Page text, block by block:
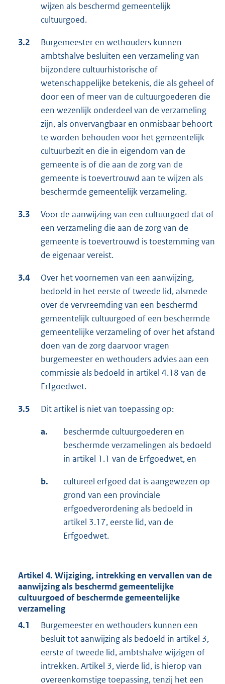
wijzen als beschermd gemeentelijk
cultuurgoed.
3.2
Burgemeester en wethouders kunnen
ambtshalve besluiten een verzameling van
bijzondere cultuurhistorische of
wetenschappelijke betekenis, die als geheel of
door een of meer van de cultuurgoederen die
een wezenlijk onderdeel van de verzameling
zijn, als onvervangbaar en onmisbaar behoort
te worden behouden voor het gemeentelijk
cultuurbezit en die in eigendom van de
gemeente is of die aan de zorg van de
gemeente is toevertrouwd aan te wijzen als
beschermde gemeentelijk verzameling.
3.3
Voor de aanwijzing van een cultuurgoed dat of
een verzameling die aan de zorg van de
gemeente is toevertrouwd is toestemming van
de eigenaar vereist.
3.4
Over het voornemen van een aanwijzing,
bedoeld in het eerste of tweede lid, alsmede
over de vervreemding van een beschermd
gemeentelijk cultuurgoed of een beschermde
gemeentelijke verzameling of over het afstand
doen van de zorg daarvoor vragen
burgemeester en wethouders advies aan een
commissie als bedoeld in artikel 4.18 van de
Erfgoedwet.
3.5 Dit artikel is niet van toepassing op:
a.
beschermde cultuurgoederen en
beschermde verzamelingen als bedoeld
in artikel 1.1 van de Erfgoedwet, en
b.
cultureel erfgoed dat is aangewezen op
grond van een provinciale
erfgoedverordening als bedoeld in
artikel 3.17, eerste lid, van de
Erfgoedwet.
Artikel 4. Wijziging, intrekking en vervallen van de
aanwijzing als beschermd gemeentelijke
cultuurgoed of beschermde gemeentelijke
verzameling
4.1
Burgemeester en wethouders kunnen een
besluit tot aanwijzing als bedoeld in artikel 3,
eerste of tweede lid, ambtshalve wijzigen of
intrekken. Artikel 3, vierde lid, is hierop van
overeenkomstige toepassing, tenzij het een